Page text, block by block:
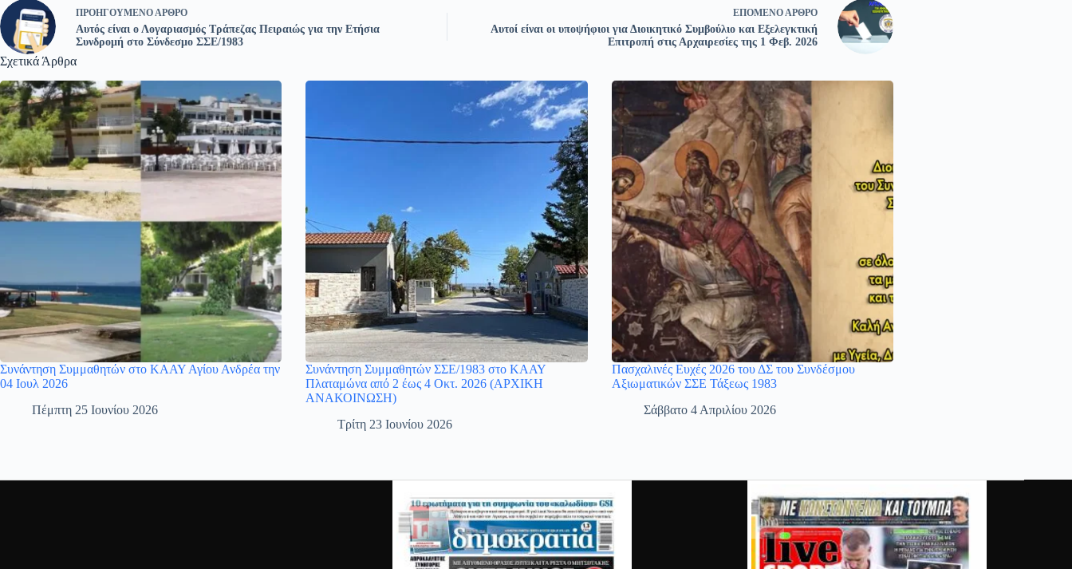
ΠΡΟΗΓΟΎΜΕΝΟ ΆΡΘΡΟ
Αυτός είναι ο Λογαριασμός Τράπεζας Πειραιώς για την Ετήσια
Συνδρομή στο Σύνδεσμο ΣΣΕ/1983
ΕΠΌΜΕΝΟ ΆΡΘΡΟ
Αυτοί είναι οι υποψήφιοι για Διοικητικό Συμβούλιο και Εξελεγκτική
Επιτροπή στις Αρχαιρεσίες της 1 Φεβ. 2026
Σχετικά Άρθρα
Συνάντηση Συμμαθητών στο ΚΑΑΥ Αγίου Ανδρέα την
04 Ιουλ 2026
Πέμπτη 25 Ιουνίου 2026
Συνάντηση Συμμαθητών ΣΣΕ/1983 στο ΚΑΑΥ
Πλαταμώνα από 2 έως 4 Οκτ. 2026 (ΑΡΧΙΚΗ
ΑΝΑΚΟΙΝΩΣΗ)
Τρίτη 23 Ιουνίου 2026
Πασχαλινές Ευχές 2026 του ΔΣ του Συνδέσμου
Αξιωματικών ΣΣΕ Τάξεως 1983
Σάββατο 4 Απριλίου 2026